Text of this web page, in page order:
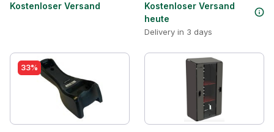
Kostenloser Versand
Kostenloser Versand
heute
Delivery in 3 days
33%